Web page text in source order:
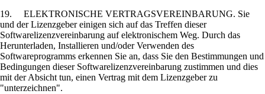
19. ELEKTRONISCHE VERTRAGSVEREINBARUNG. Sie
und der Lizenzgeber einigen sich auf das Treffen dieser
Softwarelizenzvereinbarung auf elektronischem Weg. Durch das
Herunterladen, Installieren und/oder Verwenden des
Softwareprogramms erkennen Sie an, dass Sie den Bestimmungen und
Bedingungen dieser Softwarelizenzvereinbarung zustimmen und dies
mit der Absicht tun, einen Vertrag mit dem Lizenzgeber zu
"unterzeichnen".